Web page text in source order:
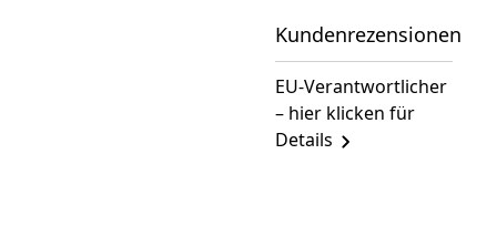
Kundenrezensionen
EU-Verantwortlicher
– hier klicken für
Details